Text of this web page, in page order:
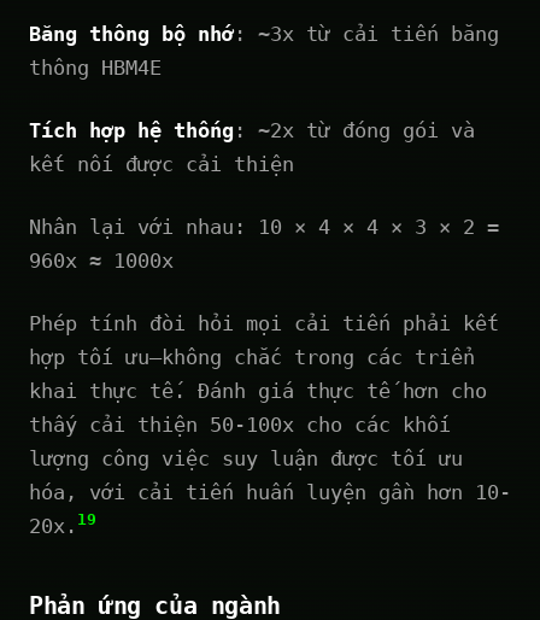
Băng thông bộ nhớ: ~3x từ cải tiến băng
thông HBM4E
Tích hợp hệ thống : ~2x từ đóng gói và
kết nối được cải thiện
Nhân lại với nhau: 10 × 4 × 4 × 3 × 2 =
960x ≈ 1000x
Phép tính đòi hỏi mọi cải tiến phải kết
hợp tối ưu—không chắc trong các triển
khai thực tế. Đánh giá thực tế hơn cho
thấy cải thiện 50-100x cho các khối
lượng công việc suy luận được tối ưu
hóa, với cải tiến huấn luyện gần hơn 10-
20x. 19
Phản ứng của ngành